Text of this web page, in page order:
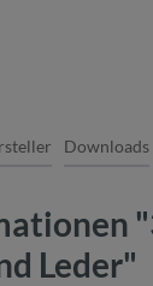
Downloads
Leder"